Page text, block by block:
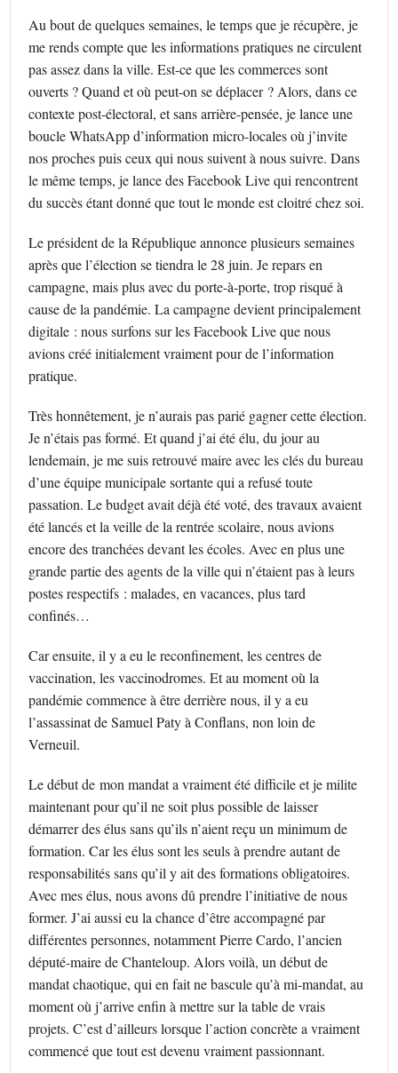
Au bout de quelques semaines, le temps que je récupère, je
me rends compte que les informations pratiques ne circulent
pas assez dans la ville. Est-ce que les commerces sont
ouverts ? Quand et où peut-on se déplacer ? Alors, dans ce
contexte post-électoral, et sans arrière-pensée, je lance une
boucle WhatsApp d’information micro-locales où j’invite
nos proches puis ceux qui nous suivent à nous suivre. Dans
le même temps, je lance des Facebook Live qui rencontrent
du succès étant donné que tout le monde est cloitré chez soi.
Le président de la République annonce plusieurs semaines
après que l’élection se tiendra le 28 juin. Je repars en
campagne, mais plus avec du porte-à-porte, trop risqué à
cause de la pandémie. La campagne devient principalement
digitale : nous surfons sur les Facebook Live que nous
avions créé initialement vraiment pour de l’information
pratique.
Très honnêtement, je n’aurais pas parié gagner cette élection.
Je n’étais pas formé. Et quand j’ai été élu, du jour au
lendemain, je me suis retrouvé maire avec les clés du bureau
d’une équipe municipale sortante qui a refusé toute
passation. Le budget avait déjà été voté, des travaux avaient
été lancés et la veille de la rentrée scolaire, nous avions
encore des tranchées devant les écoles. Avec en plus une
grande partie des agents de la ville qui n’étaient pas à leurs
postes respectifs : malades, en vacances, plus tard
confinés…
Car ensuite, il y a eu le reconfinement, les centres de
vaccination, les vaccinodromes. Et au moment où la
pandémie commence à être derrière nous, il y a eu
l’assassinat de Samuel Paty à Conflans, non loin de
Verneuil.
Le début de mon mandat a vraiment été difficile et je milite
maintenant pour qu’il ne soit plus possible de laisser
démarrer des élus sans qu’ils n’aient reçu un minimum de
formation. Car les élus sont les seuls à prendre autant de
responsabilités sans qu’il y ait des formations obligatoires.
Avec mes élus, nous avons dû prendre l’initiative de nous
former. J’ai aussi eu la chance d’être accompagné par
différentes personnes, notamment Pierre Cardo, l’ancien
député-maire de Chanteloup. Alors voilà, un début de
mandat chaotique, qui en fait ne bascule qu’à mi-mandat, au
moment où j’arrive enfin à mettre sur la table de vrais
projets. C’est d’ailleurs lorsque l’action concrète a vraiment
commencé que tout est devenu vraiment passionnant.